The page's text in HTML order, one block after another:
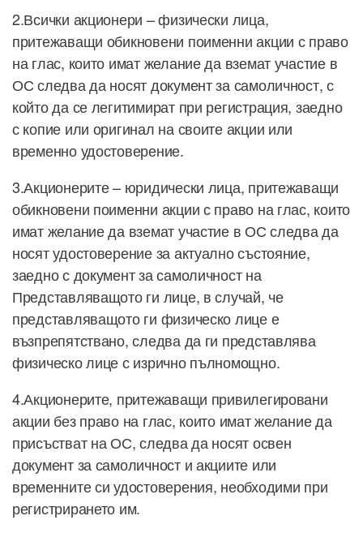
2.Всички акционери – физически лица,
притежаващи обикновени поименни акции с право
на глас, които имат желание да вземат участие в
ОС следва да носят документ за самоличност, с
който да се легитимират при регистрация, заедно
с копие или оригинал на своите акции или
временно удостоверение.
3.Акционерите – юридически лица, притежаващи
обикновени поименни акции с право на глас, които
имат желание да вземат участие в ОС следва да
носят удостоверение за актуално състояние,
заедно с документ за самоличност на
Представляващото ги лице, в случай, че
представляващото ги физическо лице е
възпрепятствано, следва да ги представлява
физическо лице с изрично пълномощно.
4.Акционерите, притежаващи привилегировани
акции без право на глас, които имат желание да
присъстват на ОС, следва да носят освен
документ за самоличност и акциите или
временните си удостоверения, необходими при
регистрирането им.